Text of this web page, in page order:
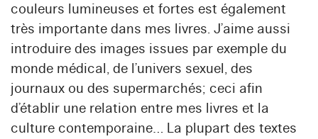
couleurs lumineuses et fortes est également
très importante dans mes livres. J’aime aussi
introduire des images issues par exemple du
monde médical, de l’univers sexuel, des
journaux ou des supermarchés; ceci afin
d’établir une relation entre mes livres et la
culture contemporaine… La plupart des textes